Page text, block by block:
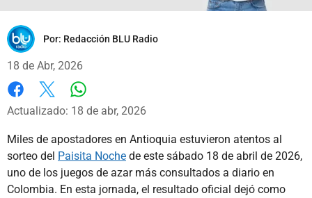
Por: Redacción BLU Radio
18 de Abr, 2026
Facebook
X
Actualizado: 18 de abr, 2026
Miles de apostadores en Antioquia estuvieron atentos al
sorteo del Paisita Noche de este sábado 18 de abril de 2026,
uno de los juegos de azar más consultados a diario en
Colombia. En esta jornada, el resultado oficial dejó como